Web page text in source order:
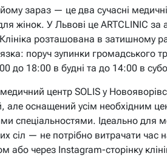
зараз — це два сучасні
жінок. У Львові це ARTCLINIC за
розташована в затишному
поруч зупинки громадського
до 18:00 в будні та до 14:00 в
центр SOLIS у
але оснащений усім необхідним
спеціальностями. Ідеально для
сіл — не потрібно витрачати час
або через Instagram-сторінку